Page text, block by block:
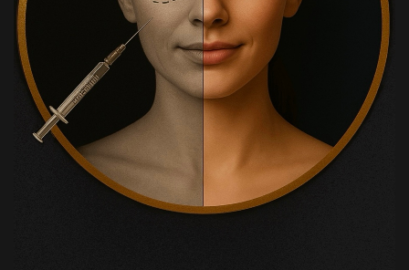
Dolgu
Ekzozom
Mezoterapi